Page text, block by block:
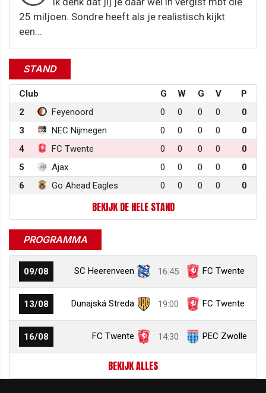
25 miljoen. Sondre heeft als je realistisch kijkt
een...
STAND
Club G W G V
P
2
Feyenoord 0 0 0 0
0
3
NEC Nijmegen 0 0 0 0
0
4
FC Twente 0 0 0 0
0
5
Ajax 0 0 0 0
0
6
Go Ahead Eagles 0 0 0 0 0
BEKIJK DE HELE STAND
PROGRAMMA
09/08 SC Heerenveen 16:45 FC Twente
13/08 Dunajská Streda 19:00 FC Twente
16/08 FC Twente 14:30 PEC Zwolle
BEKIJK ALLES